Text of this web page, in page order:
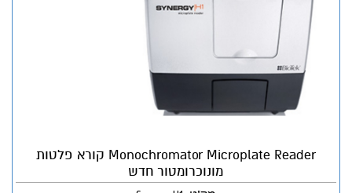
Monochromator Microplate Reader קורא פלטות
מונוכרומטור חדש